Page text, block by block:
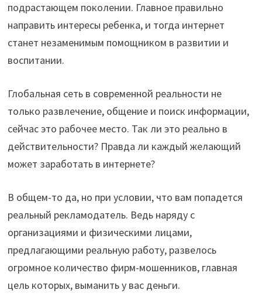
подрастающем поколении. Главное правильно
направить интересы ребенка, и тогда интернет
станет незаменимым помощником в развитии и
воспитании.
Глобальная сеть в современной реальности не
только развлечение, общение и поиск информации,
сейчас это рабочее место. Так ли это реально в
действительности? Правда ли каждый желающий
может заработать в интернете?
В общем-то да, но при условии, что вам попадется
реальный рекламодатель. Ведь наряду с
организациями и физическими лицами,
предлагающими реальную работу, развелось
огромное количество фирм-мошенников, главная
цель которых, выманить у вас деньги.